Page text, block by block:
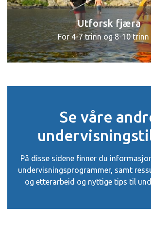
Utforsk fjæra
For 4-7 trinn og 8-10 trinn
Se våre
På disse sidene finner du
undervisningsprogrammer, samt
og etterarbeid og nyttige tips til